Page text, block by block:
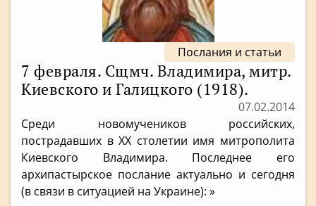
Послания и статьи
7 февраля. Сщмч. Владимира, митр.
Киевского и Галицкого (1918).
07.02.2014
Среди новомучеников российских,
пострадавших в XX столетии имя митрополита
Киевского Владимира. Последнее его
архипастырское послание актуально и сегодня
(в связи в ситуацией на Украине): »